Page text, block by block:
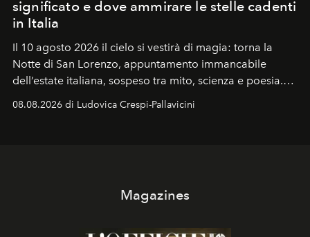
significato e dove ammirare le stelle cadenti
in Italia
Il 10 agosto 2026 il cielo si vestirà di magia: torna la
Notte di San Lorenzo, appuntamento immancabile
dell’estate italiana, sospeso tra mito, scienza e poesia.
celeste per seguire il passaggio delle
08.08.2026 di Ludovica Crespi-Pallavicini
Magazines